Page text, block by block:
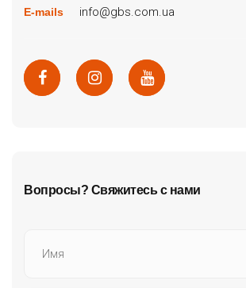
E-mails info@gbs.com.ua
Вопросы? Свяжитесь с нами